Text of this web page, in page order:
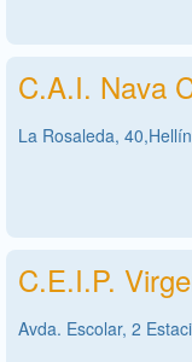
C.A.I. Nava
La Rosaleda,
C.E.I.P.
Avda. Escolar, 2